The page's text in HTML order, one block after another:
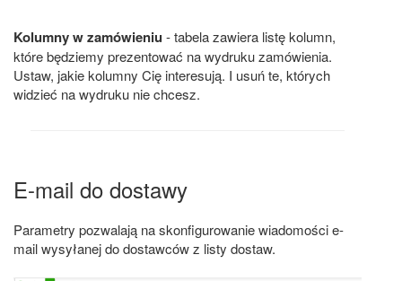
Kolumny w zamówieniu - tabela zawiera listę kolumn,
które będziemy prezentować na wydruku zamówienia.
Ustaw, jakie kolumny Cię interesują. I usuń te, których
widzieć na wydruku nie chcesz.
E-mail do dostawy
Parametry pozwalają na skonfigurowanie wiadomości e-
mail wysyłanej do dostawców z listy dostaw.